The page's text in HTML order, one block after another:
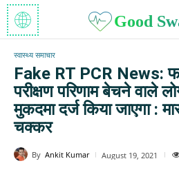
Good
स्वास्थ्य समाचार
Fake RT PCR News:
परीक्षण परिणाम बेचने वाले
मुकदमा दर्ज किया जाएगा :
चक्कर
By Ankit Kumar August 19, 2021